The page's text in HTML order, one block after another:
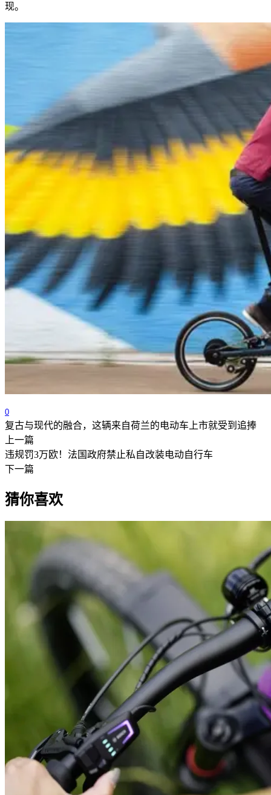
现。
0
复古与现代的融合，这辆来自荷兰的电动车上市就受到追捧
上一篇
违规罚3万欧！法国政府禁止私自改装电动自行车
下一篇
猜你喜欢